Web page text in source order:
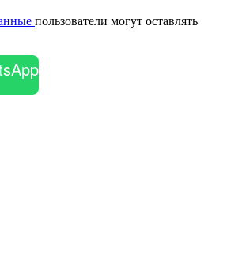
пользователи могут оставлять